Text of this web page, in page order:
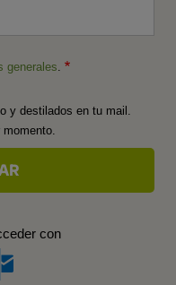
generales
y destilados en tu mail.
con